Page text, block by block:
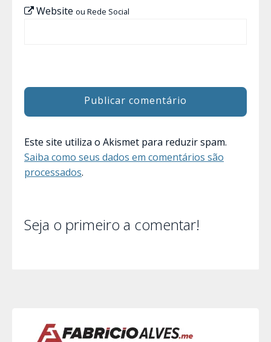
Website ou Rede Social
Este site utiliza o Akismet para reduzir spam.
Saiba como seus dados em comentários são
processados.
Seja o primeiro a comentar!